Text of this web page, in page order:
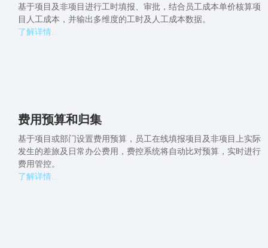
基于项目及非项目进行工时填报、审批，结合员工成本单价核算项
目人工成本，并输出多维度的工时及人工成本数据。
了解详情...
费用预算和归集
基于项目或部门设置费用预算，员工在线填报项目及非项目上实际
发生的差旅及日常办公费用，费控系统将自动比对预算，实时进行
费用管控。
了解详情...